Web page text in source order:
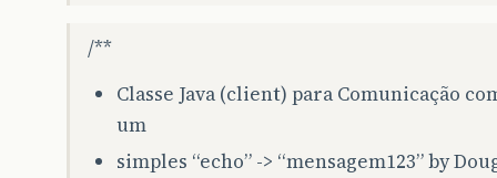
/**
Classe Java (client) para Comunicação
um
simples “echo” -> “mensagem123” by